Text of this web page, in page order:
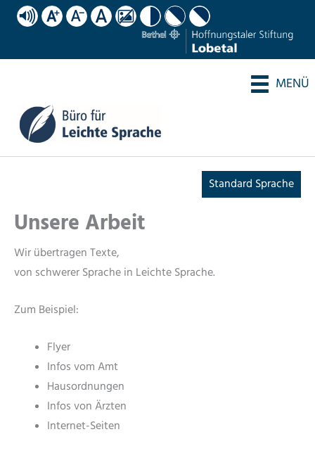
Zum
Inhalt
MENÜ
Standard Sprache
Unsere Arbeit
Wir übertragen Texte,
von schwerer Sprache in Leichte Sprache.
Zum Beispiel:
Flyer
Infos vom Amt
Hausordnungen
Infos von Ärzten
Internet-Seiten